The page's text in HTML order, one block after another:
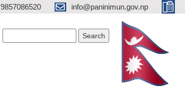
9857086520 info@paninimun.gov.np